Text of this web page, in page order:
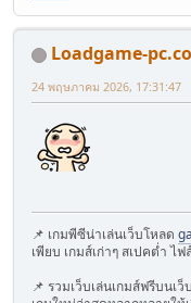
Loadgame-
24 พฤษภาคม 2026, 17:31:47
📌 เกมพีซีน่าเล่นเว็บโหลด
เพียบ เกมส์เก่าๆ สเปคต่ำ ไฟ
📌 รวมเว็บเล่นเกมส์ฟรีบนเ